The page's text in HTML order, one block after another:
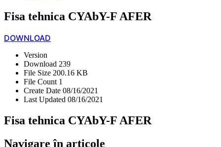
Fisa tehnica CYAbY-F AFER
DOWNLOAD
Version
Download 239
File Size 200.16 KB
File Count 1
Create Date 08/16/2021
Last Updated 08/16/2021
Fisa tehnica CYAbY-F AFER
Navigare în articole